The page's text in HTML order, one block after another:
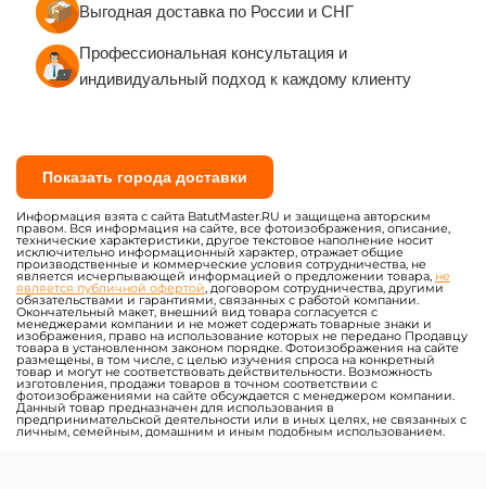
Выгодная доставка по России и СНГ
Профессиональная консультация и
индивидуальный подход к каждому клиенту
Показать города доставки
Информация взята с сайта BatutMaster.RU и защищена авторским
правом. Вся информация на сайте, все фотоизображения, описание,
технические характеристики, другое текстовое наполнение носит
исключительно информационный характер, отражает общие
производственные и коммерческие условия сотрудничества, не
является исчерпывающей информацией о предложении товара, не
является публичной офертой, договором сотрудничества, другими
обязательствами и гарантиями, связанных с работой компании.
Окончательный макет, внешний вид товара согласуется с
менеджерами компании и не может содержать товарные знаки и
изображения, право на использование которых не передано Продавцу
товара в установленном законом порядке. Фотоизображения на сайте
размещены, в том числе, с целью изучения спроса на конкретный
товар и могут не соответствовать действительности. Возможность
изготовления, продажи товаров в точном соответствии с
фотоизображениями на сайте обсуждается с менеджером компании.
Данный товар предназначен для использования в
предпринимательской деятельности или в иных целях, не связанных с
личным, семейным, домашним и иным подобным использованием.